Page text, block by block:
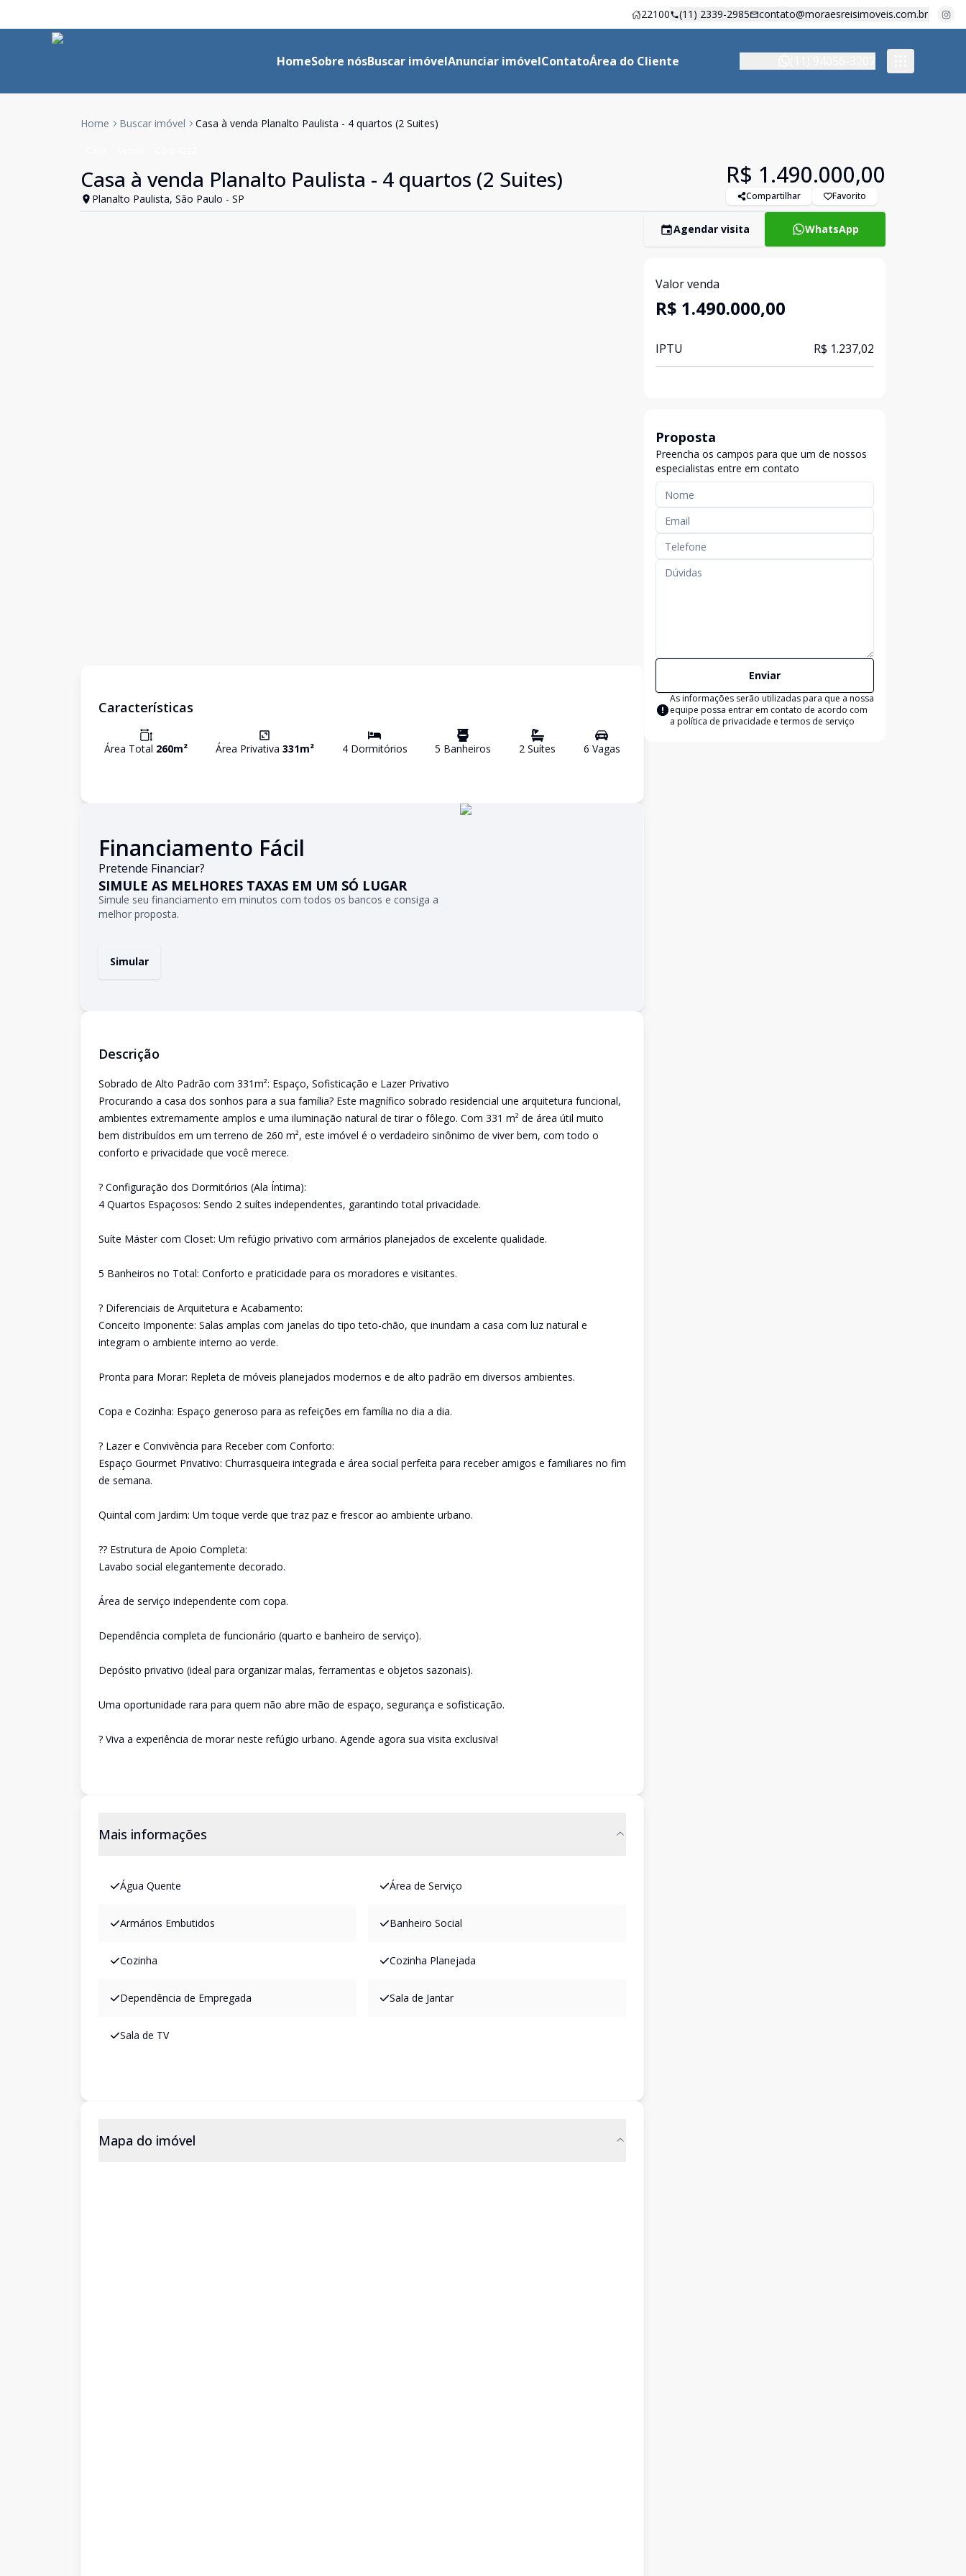
22100 (11) 2339-2985 contato@moraesreisimoveis.com.br
HomeSobre nósBuscar imóvelAnunciar imóvelContatoÁrea do Cliente
Home Buscar imóvel Casa à venda Planalto Paulista - 4 quartos (2 Suites)
Casa à venda Planalto Paulista - 4 quartos (2 Suites)
Planalto Paulista, São Paulo - SP
R$ 1.490.000,00
Compartilhar Favorito
Características
Área Total 260m² Área Privativa 331m² 4Dormitórios 5 Banheiros 2 Suítes 6 Vagas
Financiamento Fácil
Pretende Financiar?
SIMULE AS MELHORES TAXAS EM UM SÓ LUGAR
Simule seu financiamento em minutos com todos os bancos e consiga a
melhor proposta.
Simular
Descrição
Sobrado de Alto Padrão com 331m²: Espaço, Sofisticação e Lazer Privativo
Procurando a casa dos sonhos para a sua família? Este magnífico sobrado residencial une arquitetura funcional,
ambientes extremamente amplos e uma iluminação natural de tirar o fôlego. Com 331 m² de área útil muito
bem distribuídos em um terreno de 260 m², este imóvel é o verdadeiro sinônimo de viver bem, com todo o
conforto e privacidade que você merece.
? Configuração dos Dormitórios (Ala Íntima):
4 Quartos Espaçosos: Sendo 2 suítes independentes, garantindo total privacidade.
Suíte Máster com Closet: Um refúgio privativo com armários planejados de excelente qualidade.
5 Banheiros no Total: Conforto e praticidade para os moradores e visitantes.
? Diferenciais de Arquitetura e Acabamento:
Conceito Imponente: Salas amplas com janelas do tipo teto-chão, que inundam a casa com luz natural e
integram o ambiente interno ao verde.
Pronta para Morar: Repleta de móveis planejados modernos e de alto padrão em diversos ambientes.
Copa e Cozinha: Espaço generoso para as refeições em família no dia a dia.
? Lazer e Convivência para Receber com Conforto:
Espaço Gourmet Privativo: Churrasqueira integrada e área social perfeita para receber amigos e familiares no fim
de semana.
Quintal com Jardim: Um toque verde que traz paz e frescor ao ambiente urbano.
?? Estrutura de Apoio Completa:
Lavabo social elegantemente decorado.
Área de serviço independente com copa.
Dependência completa de funcionário (quarto e banheiro de serviço).
Depósito privativo (ideal para organizar malas, ferramentas e objetos sazonais).
Uma oportunidade rara para quem não abre mão de espaço, segurança e sofisticação.
? Viva a experiência de morar neste refúgio urbano. Agende agora sua visita exclusiva!
Mais informações
Água Quente Área de Serviço
Armários Embutidos Banheiro Social
Cozinha Cozinha Planejada
Dependência de Empregada Sala de Jantar
Sala de TV
Mapa do imóvel
Agendar visita WhatsApp
Valor venda
R$ 1.490.000,00
IPTU R$ 1.237,02
Proposta
Preencha os campos para que um de nossos
especialistas entre em contato
Enviar
As informações serão utilizadas para que a nossa
equipe possa entrar em contato de acordo com
a política de privacidade e termos de serviço